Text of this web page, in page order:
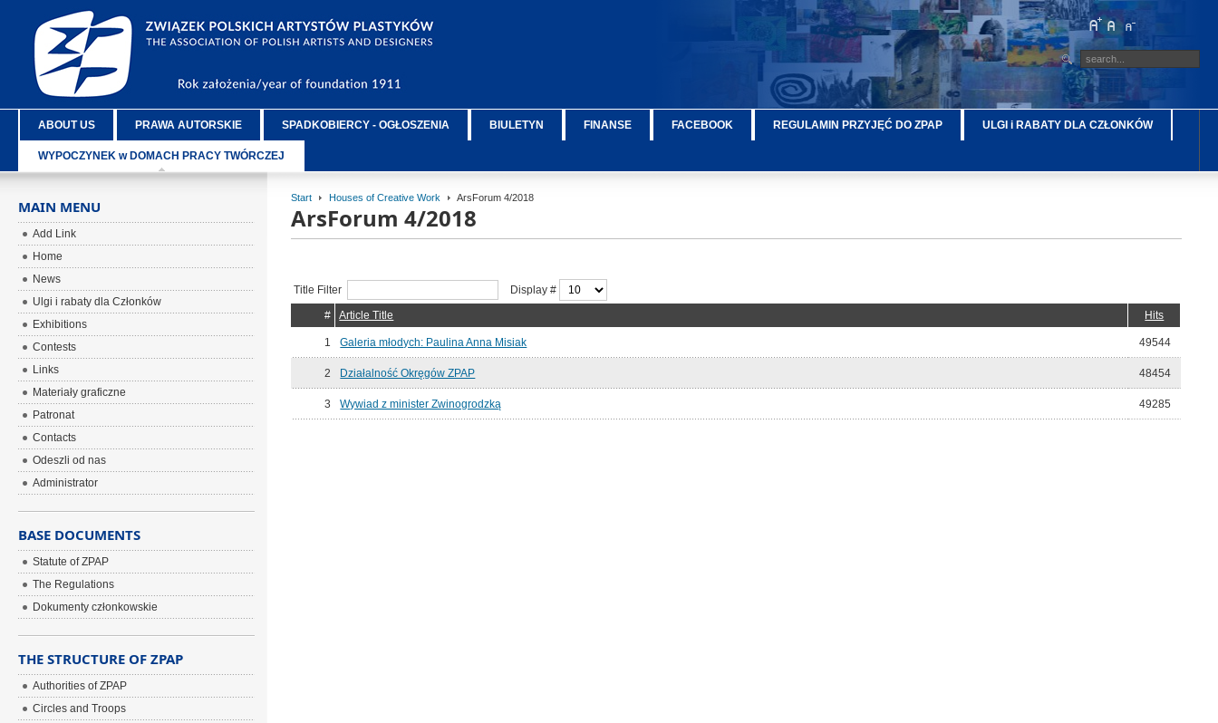
ABOUT US PRAWA AUTORSKIE SPADKOBIERCY - OGŁOSZENIA BIULETYN FINANSE FACEBOOK REGULAMIN PRZYJĘĆ DO ZPAP ULGI i RABATY DLA CZŁONKÓW
WYPOCZYNEK w DOMACH PRACY TWÓRCZEJ
Start Houses of Creative Work ArsForum 4/2018
ArsForum 4/2018
Title Filter
Display #
#
Article Title Hits
1 Galeria młodych: Paulina Anna Misiak 49544
2 Działalność Okręgów ZPAP 48454
3 Wywiad z minister Zwinogrodzką 49285
MAIN MENU
Add Link
Home
News
Ulgi i rabaty dla Członków
Exhibitions
Contests
Links
Materiały graficzne
Patronat
Contacts
Odeszli od nas
Administrator
BASE DOCUMENTS
Statute of ZPAP
The Regulations
Dokumenty członkowskie
THE STRUCTURE OF ZPAP
Authorities of ZPAP
Circles and Troops